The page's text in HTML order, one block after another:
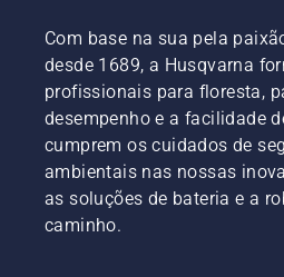
Com base na sua pela
desde 1689, a Husqvarna
profissionais para floresta,
desempenho e a facilidade
cumprem os cuidados de
ambientais nas nossas
as soluções de bateria e a
caminho.